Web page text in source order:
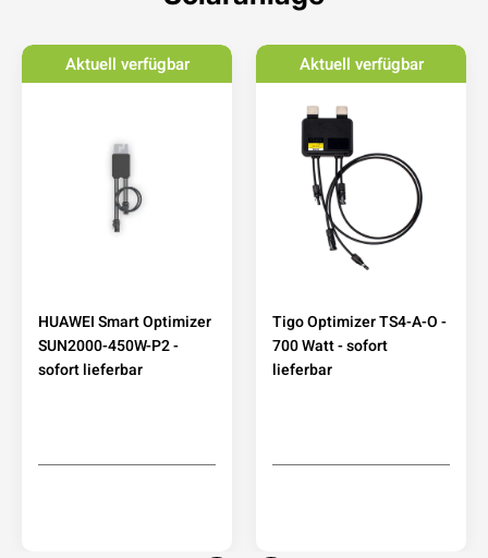
Aktuell verfügbar
HUAWEI Smart Optimizer
SUN2000-450W-P2 -
sofort lieferbar
Aktuell verfügbar
Tigo Optimizer TS4-A-O -
700 Watt - sofort
lieferbar